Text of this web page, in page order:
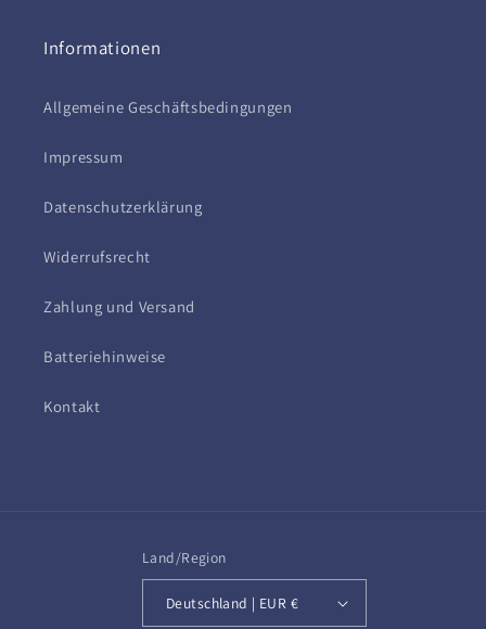
Informationen
Allgemeine Geschäftsbedingungen
Impressum
Datenschutzerklärung
Widerrufsrecht
Zahlung und Versand
Batteriehinweise
Kontakt
Land/Region
Deutschland | EUR €